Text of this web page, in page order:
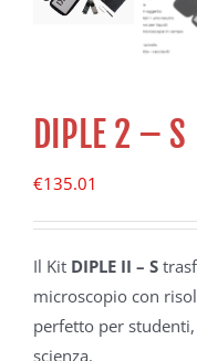
DIPLE 2 – S
€135.01
Il Kit DIPLE II – S
microscopio con
perfetto per
scienza.